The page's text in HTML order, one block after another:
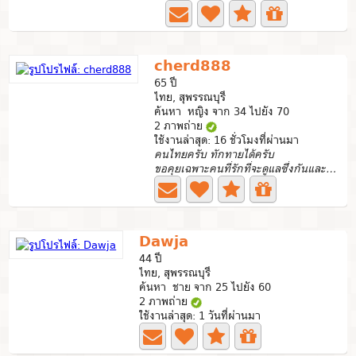
cherd888
65 ปี
ไทย, สุพรรณบุรี
ค้นหา หญิง จาก 34 ไปยัง 70
2 ภาพถ่าย
ใช้งานล่าสุด: 16 ชั่วโมงที่ผ่านมา
คนไทยครับ ทักทายได้ครับ
ขอคุยเฉพาะคนที่รักที่จะดูแลซึ่งกันและกันไม่แค่คิดเฉพาะเรื...
Dawja
44 ปี
ไทย, สุพรรณบุรี
ค้นหา ชาย จาก 25 ไปยัง 60
2 ภาพถ่าย
ใช้งานล่าสุด: 1 วันที่ผ่านมา